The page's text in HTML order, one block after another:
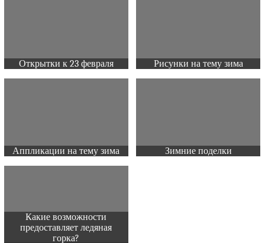
Открытки к 23 февраля Рисунки на тему зима
Аппликации на тему зима Зимние поделки
Какие возможности
предоставляет ледяная
горка?